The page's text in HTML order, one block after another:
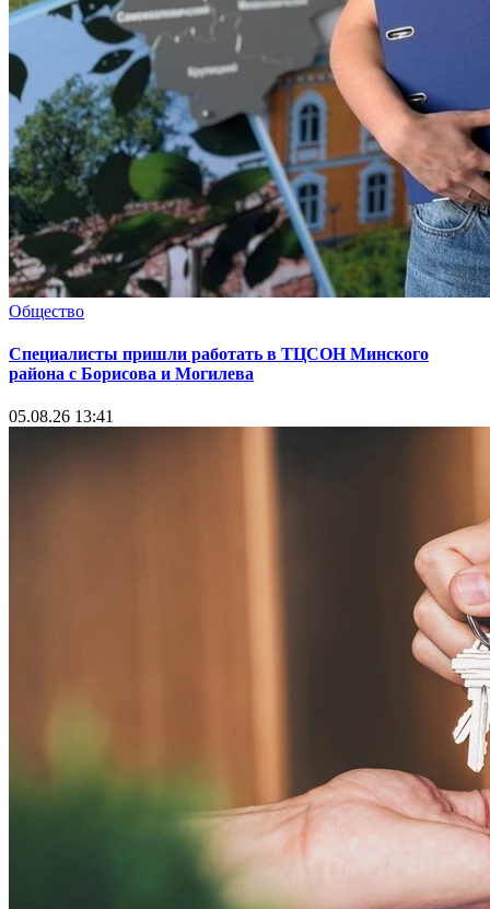
Общество
Специалисты пришли работать в ТЦСОН Минского
района с Борисова и Могилева
05.08.26 13:41